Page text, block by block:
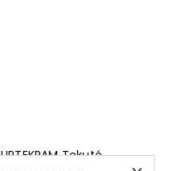
URTEKRAM Tekuté